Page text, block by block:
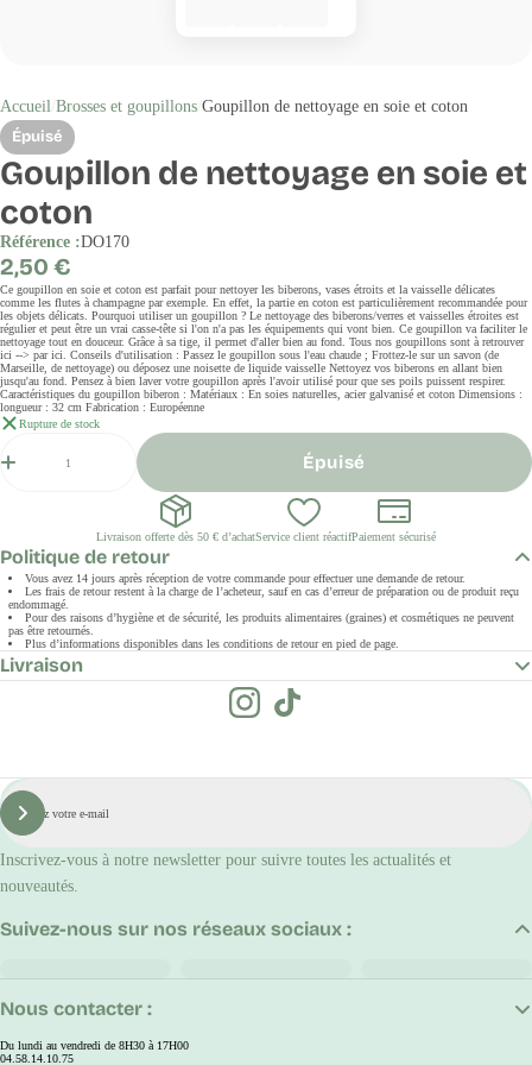
Accueil Brosses et goupillons Goupillon de nettoyage en soie et coton
Épuisé
Goupillon de nettoyage en soie et
coton
Référence :DO170
Prix
régulier
2,50 €
Ce goupillon en soie et coton est parfait pour nettoyer les biberons, vases étroits et la vaisselle délicates
comme les flutes à champagne par exemple. En effet, la partie en coton est particulièrement recommandée pour
les objets délicats. Pourquoi utiliser un goupillon ? Le nettoyage des biberons/verres et vaisselles étroites est
régulier et peut être un vrai casse-tête si l'on n'a pas les équipements qui vont bien. Ce goupillon va faciliter le
nettoyage tout en douceur. Grâce à sa tige, il permet d'aller bien au fond. Tous nos goupillons sont à retrouver
ici --> par ici. Conseils d'utilisation : Passez le goupillon sous l'eau chaude ; Frottez-le sur un savon (de
Marseille, de nettoyage) ou déposez une noisette de liquide vaisselle Nettoyez vos biberons en allant bien
jusqu'au fond. Pensez à bien laver votre goupillon après l'avoir utilisé pour que ses poils puissent respirer.
Caractéristiques du goupillon biberon : Matériaux : En soies naturelles, acier galvanisé et coton Dimensions :
longueur : 32 cm Fabrication : Européenne
Rupture de stock
Épuisé
Livraison offerte dès 50 € d’achatService client réactifPaiement sécurisé
Politique de retour
Vous avez 14 jours après réception de votre commande pour effectuer une demande de retour.
Les frais de retour restent à la charge de l’acheteur, sauf en cas d’erreur de préparation ou de produit reçu
endommagé.
Pour des raisons d’hygiène et de sécurité, les produits alimentaires (graines) et cosmétiques ne peuvent
pas être retournés.
Plus d’informations disponibles dans les conditions de retour en pied de page.
Livraison
E-
mail
S'inscrire
Inscrivez-vous à notre newsletter pour suivre toutes les actualités et
nouveautés.
Nous contacter :
Du lundi au vendredi de 8H30 à 17H00
04.58.14.10.75
Suivez-nous sur nos réseaux sociaux :